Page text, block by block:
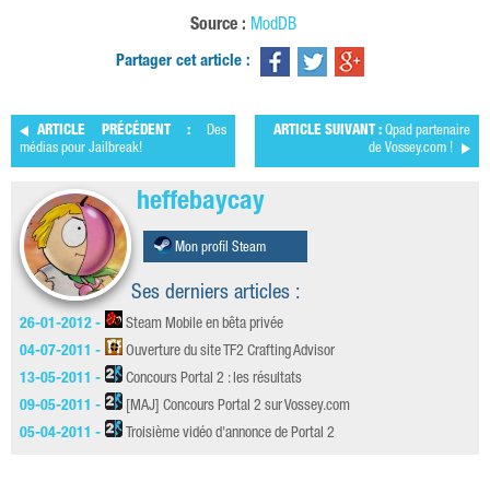
Source : ModDB
Partager cet article :
ARTICLE PRÉCÉDENT : Des
médias pour Jailbreak!
ARTICLE SUIVANT : Qpad partenaire
de Vossey.com !
heffebaycay
Mon profil Steam
Ses derniers articles :
26-01-2012 -
Steam Mobile en bêta privée
04-07-2011 -
Ouverture du site TF2 Crafting Advisor
13-05-2011 -
Concours Portal 2 : les résultats
09-05-2011 -
[MAJ] Concours Portal 2 sur Vossey.com
05-04-2011 -
Troisième vidéo d'annonce de Portal 2